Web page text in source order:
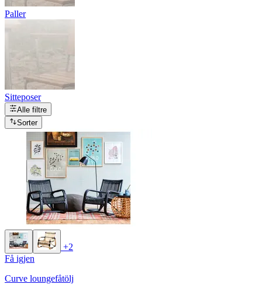
Paller
Sitteposer
Alle filtre
Sorter
+2
Få igjen
Curve loungefåtölj